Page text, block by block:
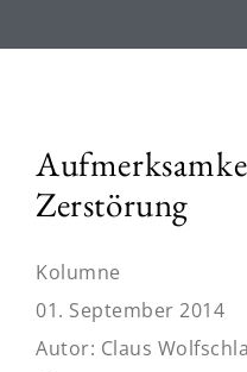
Zerstörung
Kolumne
01. September 2014
Autor: Claus